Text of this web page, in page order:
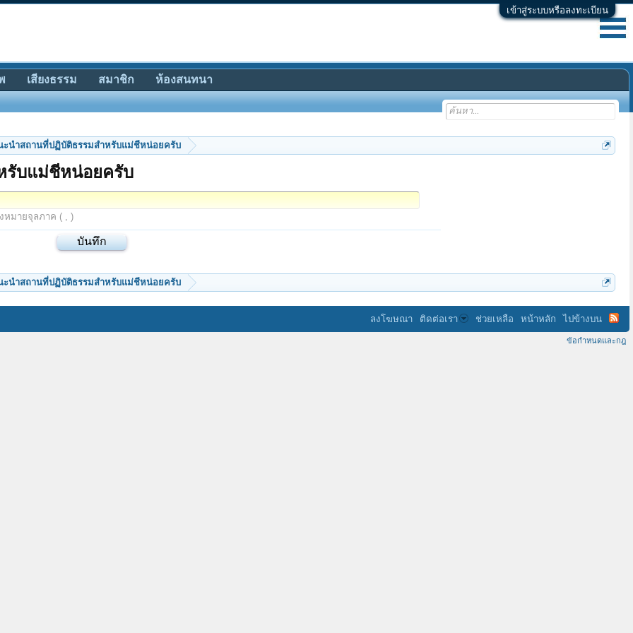
เข้าสู่ระบบหรือลงทะเบียน
ะนำสถานที่ปฏิบัติธรรมสำหรับแม่ชีหน่อยครับ
รับแม่ชีหน่อยครับ
หมายจุลภาค ( , )
ะนำสถานที่ปฏิบัติธรรมสำหรับแม่ชีหน่อยครับ
เสียงธรรม สมาชิก ห้องสนทนา
ลงโฆษณา ติดต่อเรา ช่วยเหลือ หน้าหลัก ไปข้างบน
ข้อกำหนดและกฎ